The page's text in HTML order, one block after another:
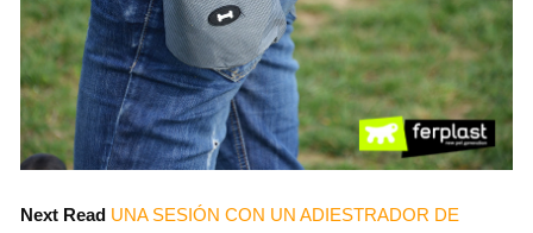
Next Read UNA SESIÓN CON UN ADIESTRADOR DE